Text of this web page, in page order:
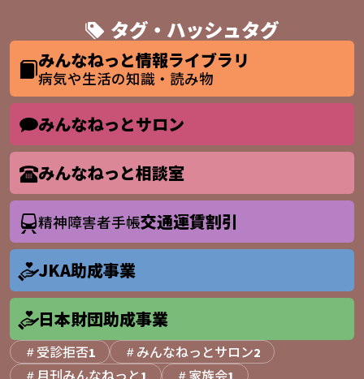
タグ・ハッシュタグ
みんなねっと情報ライブラリ
病気や生活の知識・読み物
みんなねっとサロン
みんなねっと相談室
精神障害者手帳交通運賃割引
JKA助成事業
日本財団助成事業
受診拒否1 みんなねっとサロン2
月刊みんなねっと1 家族会1